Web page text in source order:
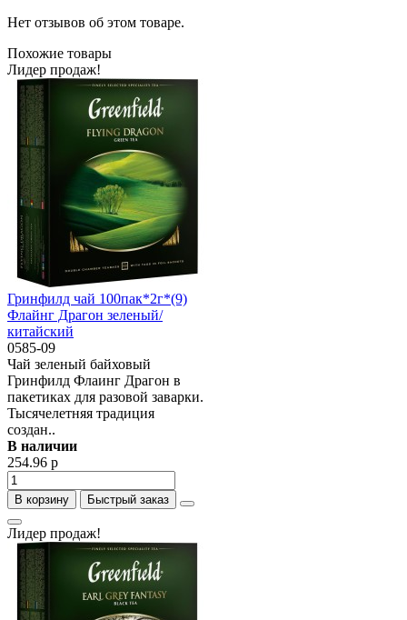
Нет отзывов об этом товаре.
Похожие товары
Лидер продаж!
Гринфилд чай 100пак*2г*(9)
Флайнг Драгон зеленый/
китайский
0585-09
Чай зеленый байховый
Гринфилд Флаинг Драгон в
пакетиках для разовой заварки.
Тысячелетняя традиция
создан..
В наличии
254.96 р
В корзину Быстрый заказ
Лидер продаж!